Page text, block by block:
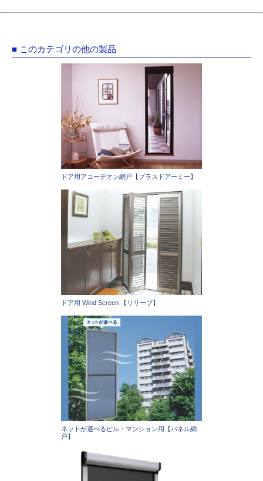
■ このカテゴリの他の製品
ドア用アコーデオン網戸【プラスドアーミー】
ドア用 Wind Screen 【リリーブ】
ネットが選べるビル・マンション用【パネル網
戸】